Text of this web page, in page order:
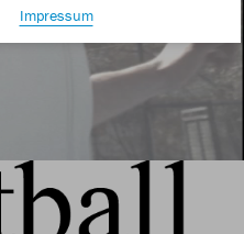
Impressum